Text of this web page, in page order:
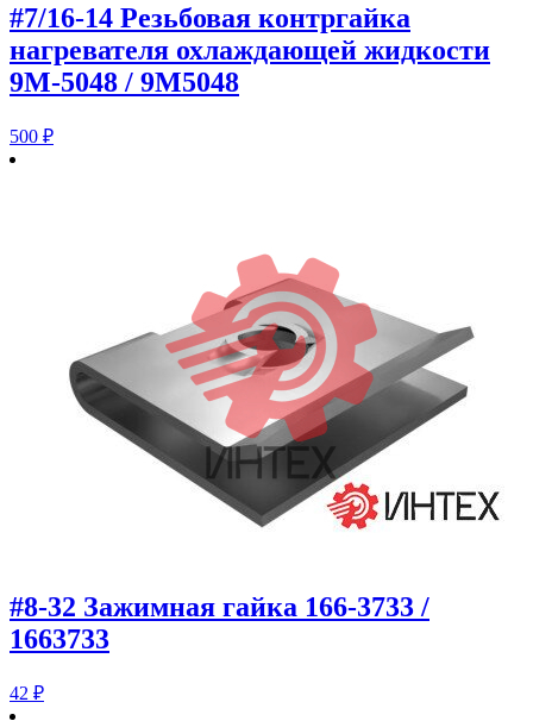
#7/16-14 Резьбовая контргайка
нагревателя охлаждающей жидкости
9M-5048 / 9M5048
500 ₽
#8-32 Зажимная гайка 166-3733 /
1663733
42 ₽